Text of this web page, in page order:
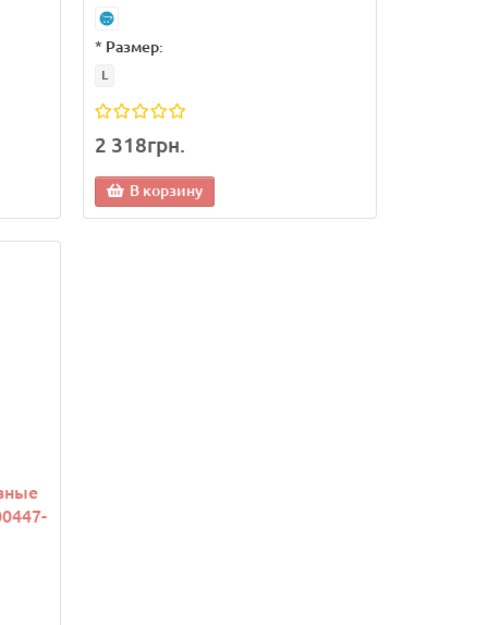
* Размер:
L
2 318грн.
В корзину